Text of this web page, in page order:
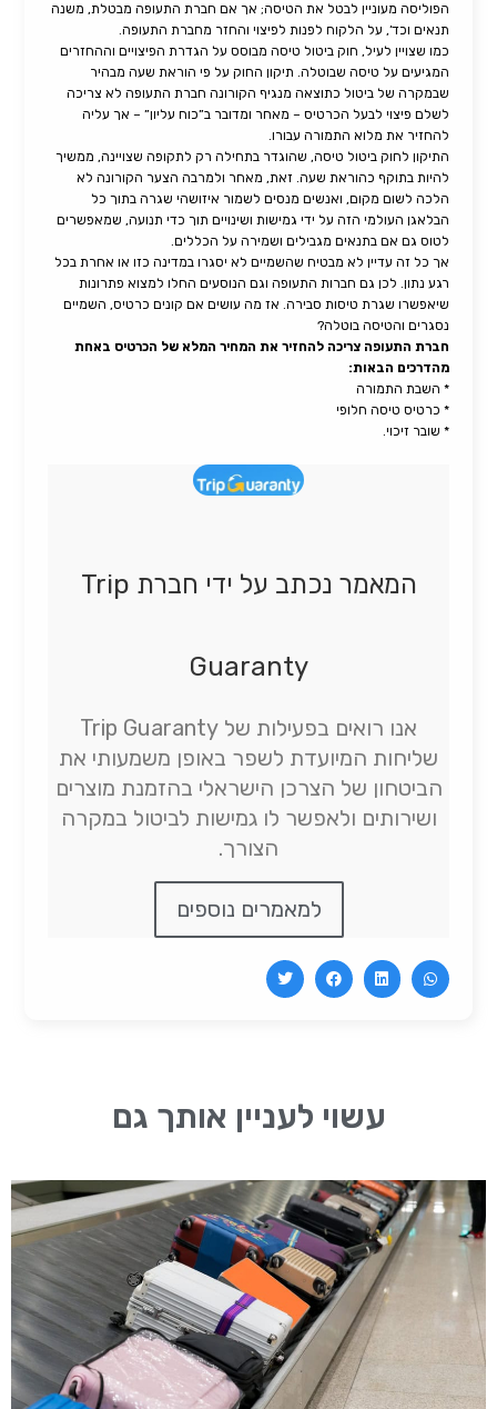
הפוליסה מעוניין לבטל את הטיסה; אך אם חברת התעופה מבטלת, משנה
תנאים וכד’, על הלקוח לפנות לפיצוי והחזר מחברת התעופה.
כמו שצויין לעיל, חוק ביטול טיסה מבוסס על הגדרת הפיצויים וההחזרים
המגיעים על טיסה שבוטלה. תיקון החוק על פי הוראת שעה מבהיר
שבמקרה של ביטול כתוצאה מנגיף הקורונה חברת התעופה לא צריכה
לשלם פיצוי לבעל הכרטיס – מאחר ומדובר ב”כוח עליון” – אך עליה
להחזיר את מלוא התמורה עבורו.
התיקון לחוק ביטול טיסה, שהוגדר בתחילה רק לתקופה שצויינה, ממשיך
להיות בתוקף כהוראת שעה. זאת, מאחר ולמרבה הצער הקורונה לא
הלכה לשום מקום, ואנשים מנסים לשמור איזושהי שגרה בתוך כל
הבלאגן העולמי הזה על ידי גמישות ושינויים תוך כדי תנועה, שמאפשרים
לטוס גם אם בתנאים מגבילים ושמירה על הכללים.
אך כל זה עדיין לא מבטיח שהשמיים לא יסגרו במדינה כזו או אחרת בכל
רגע נתון. לכן גם חברות התעופה וגם הנוסעים החלו למצוא פתרונות
שיאפשרו שגרת טיסות סבירה. אז מה עושים אם קונים כרטיס, השמיים
נסגרים והטיסה בוטלה?
חברת התעופה צריכה להחזיר את המחיר המלא של הכרטיס באחת
מהדרכים הבאות:
* השבת התמורה
* כרטיס טיסה חלופי
* שובר זיכוי.
המאמר נכתב על ידי חברת Trip
Guaranty
אנו רואים בפעילות של Trip Guaranty
שליחות המיועדת לשפר באופן משמעותי את
הביטחון של הצרכן הישראלי בהזמנת מוצרים
ושירותים ולאפשר לו גמישות לביטול במקרה
הצורך.
למאמרים נוספים
עשוי לעניין אותך גם